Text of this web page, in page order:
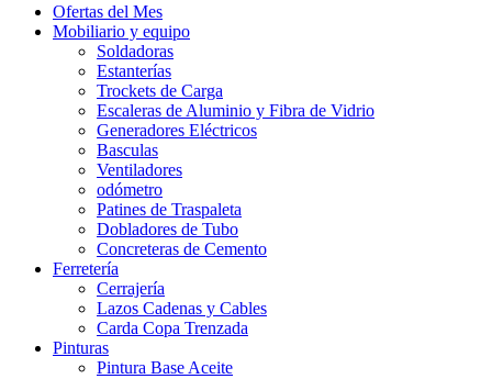
Ofertas del Mes
Mobiliario y equipo
Soldadoras
Estanterías
Trockets de Carga
Escaleras de Aluminio y Fibra de Vidrio
Generadores Eléctricos
Basculas
Ventiladores
odómetro
Patines de Traspaleta
Dobladores de Tubo
Concreteras de Cemento
Ferretería
Cerrajería
Lazos Cadenas y Cables
Carda Copa Trenzada
Pinturas
Pintura Base Aceite